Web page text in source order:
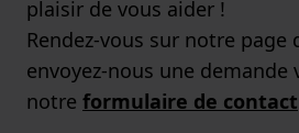
plaisir de vous aider !
Rendez-vous sur notre page
envoyez-nous une demande
notre formulaire de contact